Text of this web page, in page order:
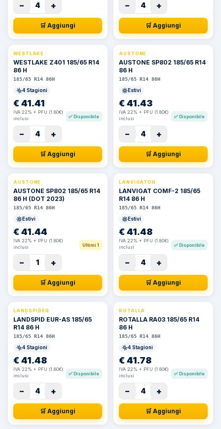
− 4 +
🛒 Aggiungi
− 4 +
🛒 Aggiungi
WESTLAKE
WESTLAKE Z401 185/65 R14
86 H
185/65 R14 86H
4 Stagioni
€41.41
IVA 22% + PFU (1.80€)
inclusi
✅Disponibile
− 4 +
🛒 Aggiungi
AUSTONE
AUSTONE SP802 185/65 R14
86 H
185/65 R14 86H
Estivi
€41.43
IVA 22% + PFU (1.80€)
inclusi
✅Disponibile
− 4 +
🛒 Aggiungi
AUSTONE
AUSTONE SP802 185/65 R14
86 H (DOT 2023)
185/65 R14 86H
Estivi
€41.44
IVA 22% + PFU (1.80€)
inclusi
Ultimi 1
− 1 +
🛒 Aggiungi
LANVIGATOR
LANVIGAT COMF-2 185/65
R14 86 H
185/65 R14 86H
Estivi
€41.48
IVA 22% + PFU (1.80€)
inclusi
✅Disponibile
− 4 +
🛒 Aggiungi
LANDSPIDER
LANDSPID EUR-AS 185/65
R14 86 H
185/65 R14 86H
4 Stagioni
€41.48
IVA 22% + PFU (1.80€)
inclusi
✅Disponibile
− 4 +
🛒 Aggiungi
ROTALLA
ROTALLA RA03 185/65 R14
86 H
185/65 R14 86H
4 Stagioni
€41.78
IVA 22% + PFU (1.80€)
inclusi
✅Disponibile
− 4 +
🛒 Aggiungi